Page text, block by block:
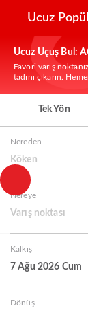
Ucuz
Ucuz Uçuş Bul:
Favori varış
tadını çıkarın.
Tek Yön
Nereden
Köken
Nereye
Varış noktası
Kalkış
7 Ağu 2026 Cum
Dönüş